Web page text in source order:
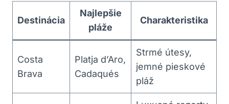
Destinácia
Najlepšie
pláže
Charakteristika
Costa
Brava
Platja d’Aro,
Cadaqués
Strmé útesy,
jemné pieskové
pláž